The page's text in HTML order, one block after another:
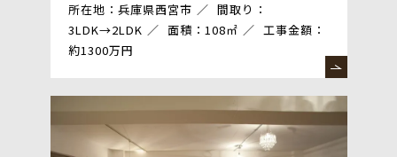
所在地：兵庫県西宮市
間取り：
3LDK→2LDK
面積：108㎡
工事金額：
約1300万円